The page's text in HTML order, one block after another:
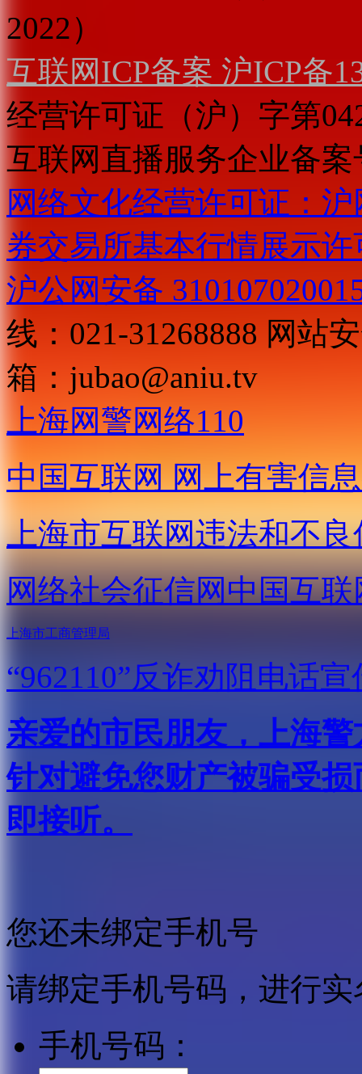
2022）
互联网ICP备案 沪ICP备
经营许可证（沪）字第
互联网直播服务企业备案
网络文化经营许可证：
券交易所基本行情展示许
沪公网安备
线：021-31268888 网站
箱： jubao@aniu.tv
上海网警网络110
中国互联网 网上有害信
上海市互联网违法和不
网络社会征信网中国互
上海市工商管理局
“962110”反诈劝阻电话宣
亲爱的市民朋友，上海
针对避免您财产被骗受
即接听。
您还未绑定手机号
请绑定手机号码，进行
手机号码：